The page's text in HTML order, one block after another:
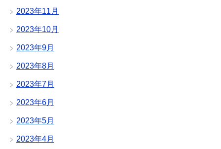
2023年11月
2023年10月
2023年9月
2023年8月
2023年7月
2023年6月
2023年5月
2023年4月